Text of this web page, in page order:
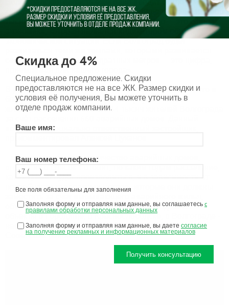
квадратных метров жилья, в Волгограде – около 300-400
тысяч «квадратов» в год … Строительство — это сфера
экономики, которая является индикатором общей
экономической ситуации. Если Волгоград будет
сейчас, то 500 тысяч квадратных метров — это цифра,
приемлемая для нашего города».
В региональной программе развития обозначено, что в
ближайшее десятилетие должны улучшить свои
жилищные условия свыше 34 тысяч жителей Волгограда
вопрос, как социально ответственный застройщик,
- «Город определяет количество аварийных домов,
вносит их в список. Готовит, по каким годам расселение,
каких домов будет производиться, и в зависимости от
потребности квадратных метров, которые они должны
объявляются торги … Мы достраивали подобные
объекты в Городище, в Краснослободске, в Волгограде -
несколько лотов выиграли в Красноармейском и
Советском районах».
Скидка до 4%
Специальное предложение. Скидки
предоставляются не на все ЖК. Размер скидки и
условия её получения, Вы можете уточнить в
отделе продаж компании.
Ваше имя:
Ваш номер телефона:
Все поля обязательны для заполнения
Заполняя форму и отправляя нам данные, вы соглашаетесь c
правилами обработки персональных данных
Заполняя форму и отправляя нам данные, вы даете согласие
на получение рекламных и информационных материалов
Получить консультацию